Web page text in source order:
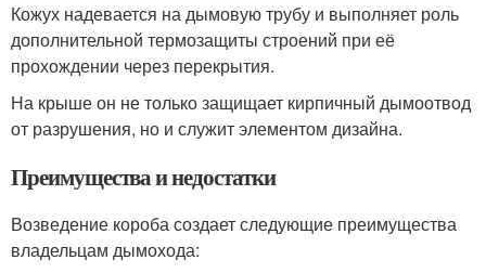
Кожух надевается на дымовую трубу и выполняет роль
дополнительной термозащиты строений при её
прохождении через перекрытия.
На крыше он не только защищает кирпичный дымоотвод
от разрушения, но и служит элементом дизайна.
Преимущества и недостатки
Возведение короба создает следующие преимущества
владельцам дымохода: